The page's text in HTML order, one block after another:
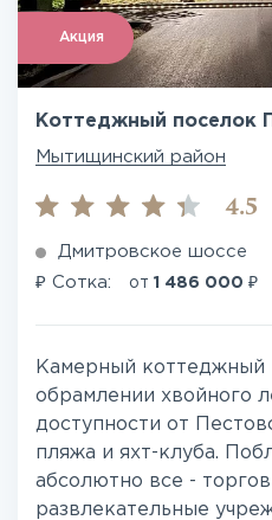
Акция
Коттеджный поселок
Мытищинский район
4.5
Дмитровское шоссе
₽ Сотка: от 1 486 000 ₽
Камерный коттеджный
обрамлении хвойного
доступности от
пляжа и яхт-клуба.
абсолютно все -
развлекательные